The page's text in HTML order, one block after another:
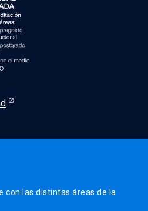
con las distintas áreas de la